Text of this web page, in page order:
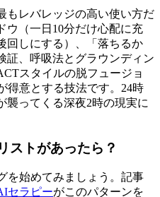
レバレッジの高い使い方だ
ウ（一日10分だけ心配に充
回しにする）、「落ちるか
証、呼吸法とグラウンディン
スタイルの脱フュージョ
意とする技法です。24時
襲ってくる深夜2時の現実に
ストがあったら？
を始めてみましょう。記事
セラピーがこのパターンを